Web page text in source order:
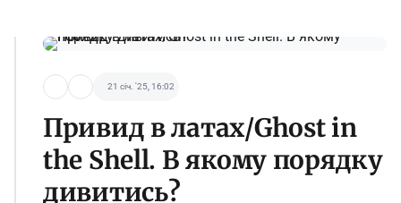
21 січ. '25, 16:02
Привид в латах/Ghost in
the Shell. В якому порядку
дивитись?